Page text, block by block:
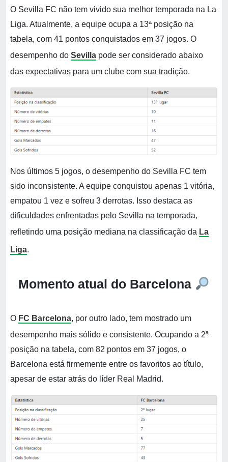
O Sevilla FC não tem vivido sua melhor temporada na La
Liga. Atualmente, a equipe ocupa a 13ª posição na
tabela, com 41 pontos conquistados em 37 jogos. O
desempenho do Sevilla pode ser considerado abaixo
das expectativas para um clube com sua tradição.
Nos últimos 5 jogos, o desempenho do Sevilla FC tem
sido inconsistente. A equipe conquistou apenas 1 vitória,
empatou 1 vez e sofreu 3 derrotas. Isso destaca as
dificuldades enfrentadas pelo Sevilla na temporada,
refletindo uma posição mediana na classificação da La
Liga.
Momento atual do Barcelona
O FC Barcelona, por outro lado, tem mostrado um
desempenho mais sólido e consistente. Ocupando a 2ª
posição na tabela, com 82 pontos em 37 jogos, o
Barcelona está firmemente entre os favoritos ao título,
apesar de estar atrás do líder Real Madrid.